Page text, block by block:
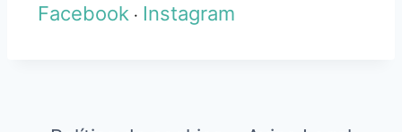
Facebook · Instagram